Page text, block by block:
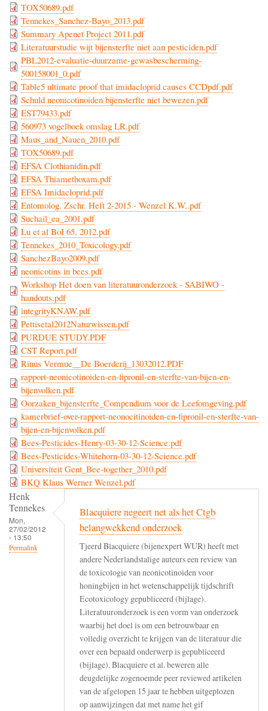
TOX50689.pdf
Tennekes_Sanchez-Bayo_2013.pdf
Summary Apenet Project 2011.pdf
Literatuurstudie wijt bijensterfte niet aan pesticiden.pdf
PBL2012-evaluatie-duurzame-gewasbescherming-
500158001_0.pdf
Table5 ultimate proof that imidacloprid causes CCDpdf.pdf
Schuld neonicotinoiden bijensterfte niet bewezen.pdf
EST79433.pdf
560973 vogelboek omslag LR.pdf
Maus_and_Nauen_2010.pdf
TOX50689.pdf
EFSA Clothianidin.pdf
EFSA Thiamethoxam.pdf
EFSA Imidacloprid.pdf
Entomolog. Zschr. Heft 2-2015 - Wenzel K.W..pdf
Suchail_ea_2001.pdf
Lu et al BoI 65, 2012.pdf
Tennekes_2010_Toxicology.pdf
SanchezBayo2009.pdf
neonicotins in bees.pdf
Workshop Het doen van literatuuronderzoek - SABIWO -
handouts.pdf
integrityKNAW.pdf
Pettisetal2012Naturwissen.pdf
PURDUE STUDY.PDF
CST Report.pdf
Rinus Vermue__De Boerderij_13032012.PDF
rapport-neonicotinoiden-en-fipronil-en-sterfte-van-bijen-en-
bijenvolken.pdf
Oorzaken_bijensterfte_Compendium voor de Leefomgeving.pdf
kamerbrief-over-rapport-neonocitinoiden-en-fipronil-en-sterfte-van-
bijen-en-bijenvolken.pdf
Bees-Pesticides-Henry-03-30-12-Science.pdf
Bees-Pesticides-Whitehorn-03-30-12-Science.pdf
Universiteit Gent_Bee-together_2010.pdf
BKQ Klaus Werner Wenzel.pdf
Henk
Tennekes
Mon,
27/02/2012
- 13:50
Permalink
Blacquiere negeert net als het Ctgb
belangwekkend onderzoek
Tjeerd Blacquiere (bijenexpert WUR) heeft met
andere Nederlandstalige auteurs een review van
de toxicologie van neonicotinoiden voor
honingbijen in het wetenschappelijk tijdschrift
Ecotoxicology gepubliceerd (bijlage).
Literatuuronderzoek is een vorm van onderzoek
waarbij het doel is om een betrouwbaar en
volledig overzicht te krijgen van de literatuur die
over een bepaald onderwerp is gepubliceerd
(bijlage). Blacquiere et al. beweren alle
deugdelijke zogenoemde peer reviewed artikelen
van de afgelopen 15 jaar te hebben uitgeplozen
op aanwijzingen dat met name het gif